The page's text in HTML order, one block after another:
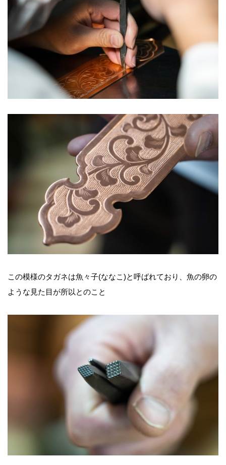
この模様のタガネは魚々子(ななこ)と呼ばれており、魚の卵の
ような見た目が所以とのこと